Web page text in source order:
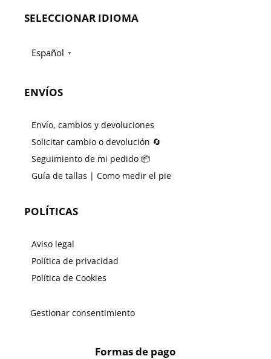
SELECCIONAR IDIOMA
Español ▼
ENVÍOS
Envío, cambios y devoluciones
Solicitar cambio o devolución 🔄
Seguimiento de mi pedido 📦
Guía de tallas | Como medir el pie
POLÍTICAS
Aviso legal
Política de privacidad
Política de Cookies
Gestionar consentimiento
Formas de pago